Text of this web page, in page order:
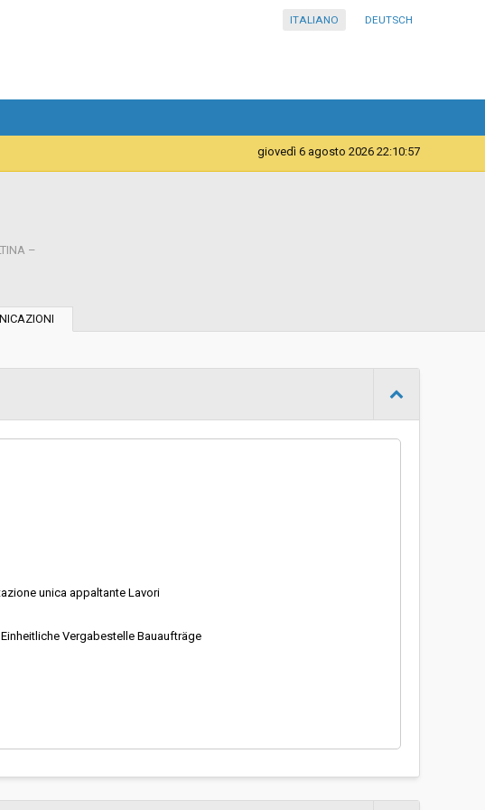
ITALIANO DEUTSCH
giovedì 6 agosto 2026 22:10:57
–
Gara in busta chiusa
unica appaltante Lavori
Vergabestelle Bauaufträge